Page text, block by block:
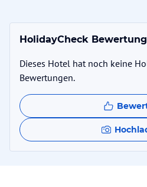
HolidayCheck
Dieses Hotel hat noch keine
Bewertungen.